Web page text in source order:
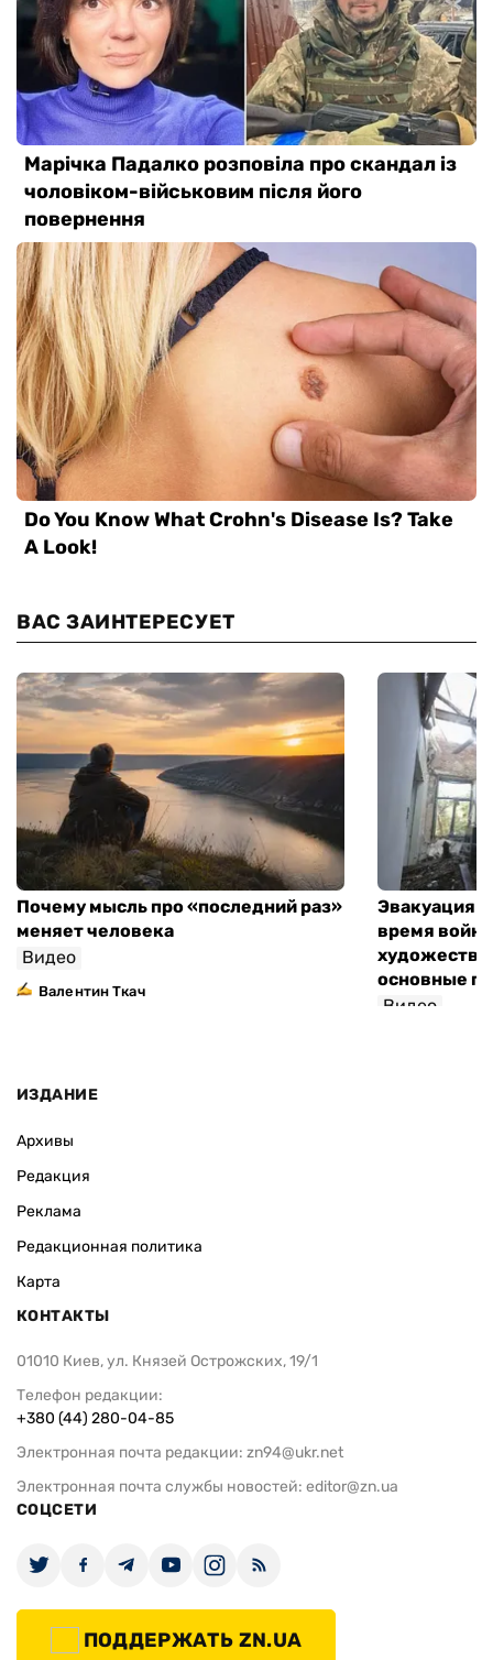
ВАС ЗАИНТЕРЕСУЕТ
Почему мысль про «последний раз»
меняет человека
Видео
Валентин Ткач
Эвакуация
время
основные
Видео
ИЗДАНИЕ
Архивы
Редакция
Реклама
Редакционная политика
Карта
КОНТАКТЫ
01010 Киев, ул. Князей Острожских, 19/1
Телефон редакции:
+380 (44) 280-04-85
Электронная почта редакции: zn94@ukr.net
Электронная почта службы новостей: editor@zn.ua
СОЦСЕТИ
ПОДДЕРЖАТЬ ZN.UA